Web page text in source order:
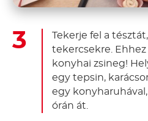
Tekerje fel a
tekercsekre.
konyhai zsineg!
egy tepsin,
egy
órán át.